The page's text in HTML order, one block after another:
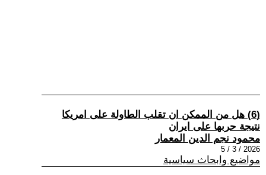
(6) هل من الممكن ان تقلب الطاولة على امريكا
نتيجة حربها على ايران
محمود نجم الدين المعمار
2026 / 3 / 5
مواضيع وابحاث سياسية